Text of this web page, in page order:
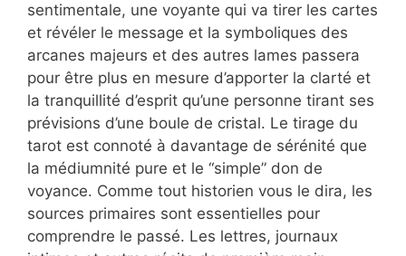
sentimentale, une voyante qui va tirer les cartes
et révéler le message et la symboliques des
arcanes majeurs et des autres lames passera
pour être plus en mesure d’apporter la clarté et
la tranquillité d’esprit qu’une personne tirant ses
prévisions d’une boule de cristal. Le tirage du
tarot est connoté à davantage de sérénité que
la médiumnité pure et le “simple” don de
voyance. Comme tout historien vous le dira, les
sources primaires sont essentielles pour
comprendre le passé. Les lettres, journaux